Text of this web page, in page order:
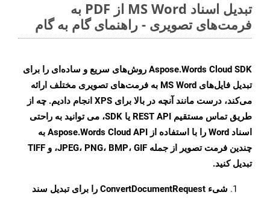
تبدیل اسناد MS Word از PDF به
فرمت‌های تصویری - راهنمای گام به گام
Aspose.Words Cloud SDK روش‌های سریع و ساده‌ای را برای
تبدیل فایل‌های MS Word به فرمت‌های تصویری مختلف ارائه
می‌کند، درست مانند آنچه در بالا برای XPS انجام دادیم. چه از
طریق تماس مستقیم REST API یا SDK، می توانید به راحتی
اسناد Word را با استفاده از Aspose.Words Cloud API به
چندین فرمت تصویر از جمله JPEG، PNG، BMP، GIF، و TIFF
تبدیل کنید.
شیء ConvertDocumentRequest را برای تبدیل سند